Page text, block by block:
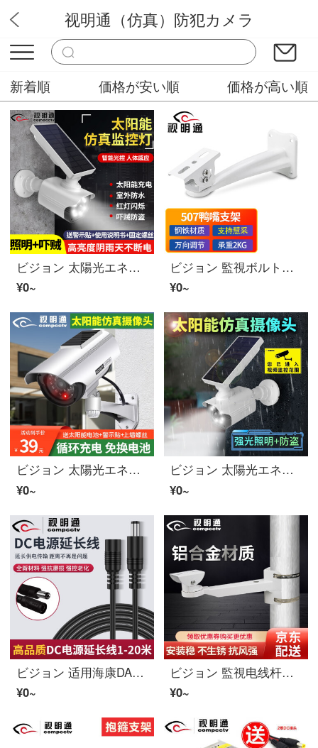
小白
视明通（仿真）防犯カメラ
新着順 価格が安い順 価格が高い順
ビジョン 太陽光エネルギーアウトドアシミュレーション監視人体感应防犯カメラ新农村庭院照明防贼灯超亮防水偽監視灯
¥0~
ビジョン 監視ボルトアクション防犯カメラ支架室内外ユニバーサル 壁装鸭嘴万向节ビデオカメラ架子适用于海康DAHUA防犯カメラ
¥0~
ビジョン 太陽光エネルギーダミーカメラ偽監視防犯カメラモデル防犯カメラ室外防雨光で免换电池 太陽光エネルギーダミーカメラ【室外防水】
¥0~
ビジョン 太陽光エネルギーアウトドアシミュレーション監視人体感应防犯カメラ家用新农村庭院照明防贼灯超亮 太陽光エネルギーダミーカメラ
¥0~
ビジョン 适用海康DAHUA監視防犯カメラ电源dc延长线10米TP-LINK路由器加长12VDC公母 3米
¥0~
ビジョン 監視电线杆抱箍支架室外铝合金 道路立杆防犯カメラ抱柱支架鸭嘴万向调节防犯一致件 铝合金抱箍支架（不带抱箍圈）
¥0~